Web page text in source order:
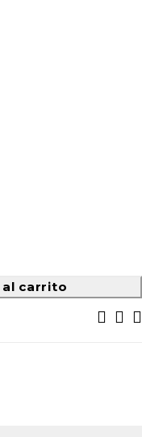
al carrito